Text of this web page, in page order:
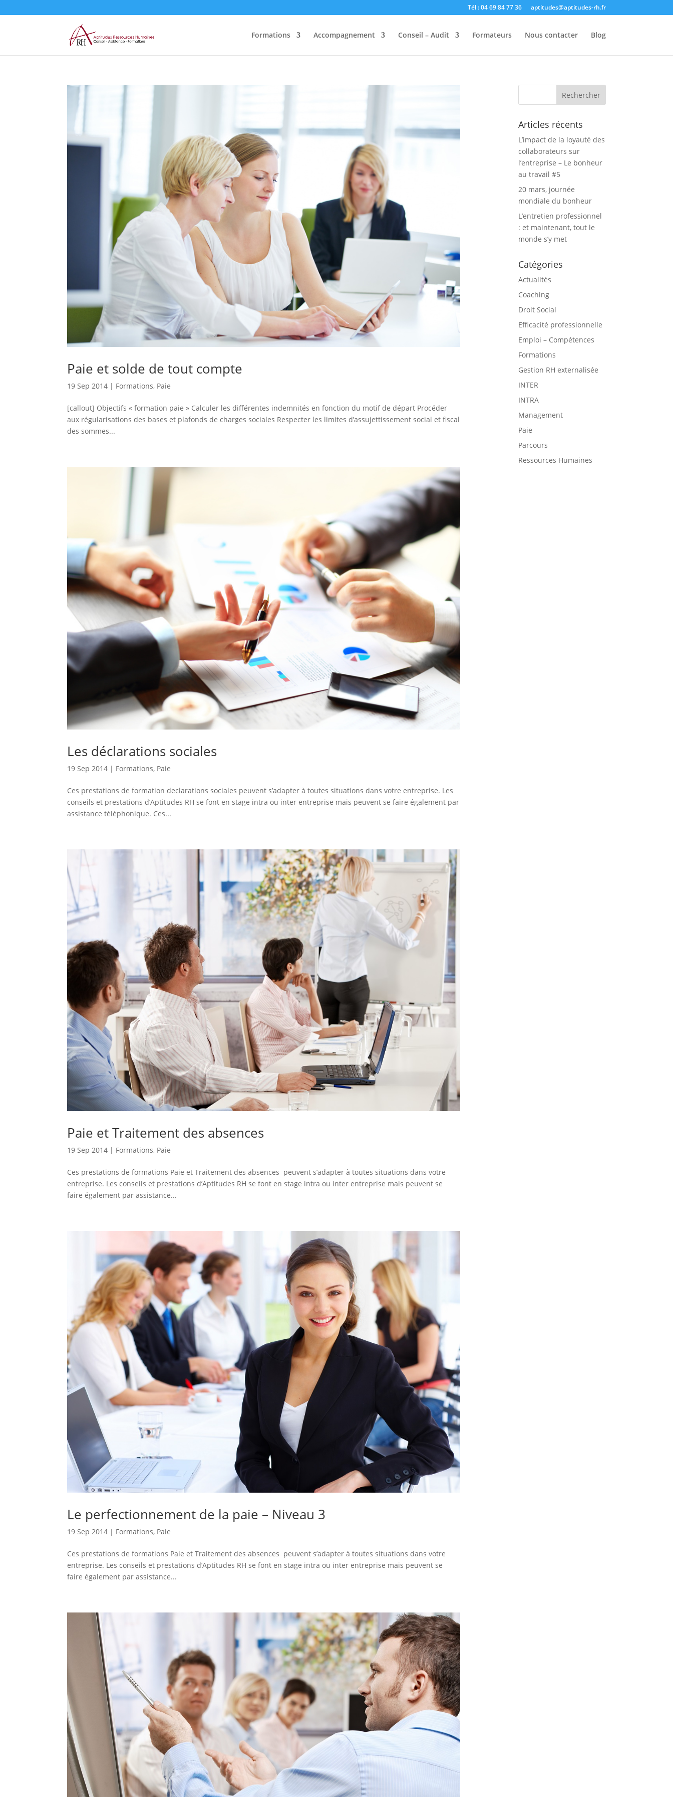
Tél : 04 69 84 77 36 aptitudes@aptitudes-rh.fr
Formations Accompagnement Conseil – Audit Formateurs Nous contacter Blog
Paie et solde de tout compte
19 Sep 2014 | Formations, Paie
[callout] Objectifs « formation paie » Calculer les différentes indemnités en fonction du motif de départ Procéder
aux régularisations des bases et plafonds de charges sociales Respecter les limites d’assujettissement social et fiscal
des sommes...
Les déclarations sociales
19 Sep 2014 | Formations, Paie
Ces prestations de formation declarations sociales peuvent s’adapter à toutes situations dans votre entreprise. Les
conseils et prestations d’Aptitudes RH se font en stage intra ou inter entreprise mais peuvent se faire également par
assistance téléphonique. Ces...
Paie et Traitement des absences
19 Sep 2014 | Formations, Paie
Ces prestations de formations Paie et Traitement des absences peuvent s’adapter à toutes situations dans votre
entreprise. Les conseils et prestations d’Aptitudes RH se font en stage intra ou inter entreprise mais peuvent se
faire également par assistance...
Le perfectionnement de la paie – Niveau 3
19 Sep 2014 | Formations, Paie
Ces prestations de formations Paie et Traitement des absences peuvent s’adapter à toutes situations dans votre
entreprise. Les conseils et prestations d’Aptitudes RH se font en stage intra ou inter entreprise mais peuvent se
faire également par assistance...
Articles récents
L’impact de la loyauté des
collaborateurs sur
l’entreprise – Le bonheur
au travail #5
20 mars, journée
mondiale du bonheur
L’entretien professionnel
: et maintenant, tout le
monde s’y met
Catégories
Actualités
Coaching
Droit Social
Efficacité professionnelle
Emploi – Compétences
Formations
Gestion RH externalisée
INTER
INTRA
Management
Paie
Parcours
Ressources Humaines